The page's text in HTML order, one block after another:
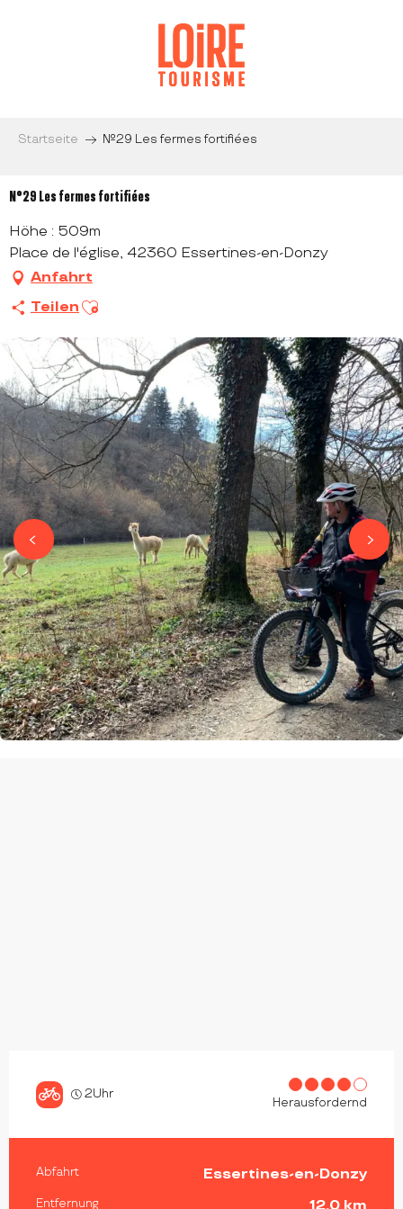
Startseite N°29 Les fermes fortifiées
N°29 Les fermes fortifiées
Höhe : 509m
Place de l'église, 42360 Essertines-en-Donzy
Anfahrt
Teilen Ajouter aux favoris
2Uhr
Herausfordernd
PRAKTISCHE INFORMATIONEN
Abfahrt Essertines-en-Donzy
Entfernung